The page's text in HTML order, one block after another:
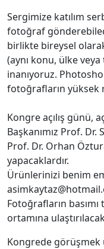
Sergimize katılım
fotoğraf
birlikte bireysel
(aynı konu, ülke
inanıyoruz.
fotoğrafların yüksek
Kongre açılış günü,
Başkanımız Prof. Dr.
Prof. Dr. Orhan
yapacaklardır.
Ürünlerinizi benim
Fotoğrafların basımı
ortamına
Kongrede görüşmek